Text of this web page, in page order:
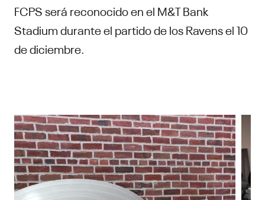
FCPS será reconocido en el M&T Bank
Stadium durante el partido de los Ravens el 10
de diciembre.